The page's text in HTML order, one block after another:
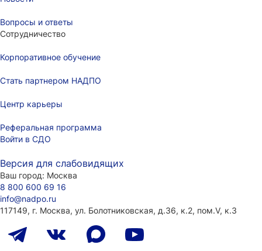
Вопросы и ответы
Сотрудничество
Корпоративное обучение
Стать партнером НАДПО
Центр карьеры
Реферальная программа
Войти в СДО
Версия для слабовидящих
Ваш город: Москва
8 800 600 69 16
info@nadpo.ru
117149, г. Москва, ул. Болотниковская, д.36, к.2, пом.V, к.3